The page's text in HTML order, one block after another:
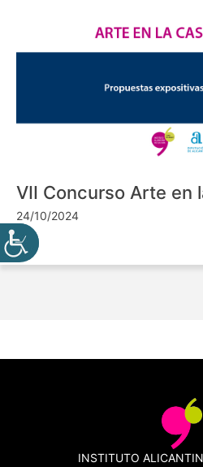
VII Concurso Arte en
24/10/2024
INSTITUTO